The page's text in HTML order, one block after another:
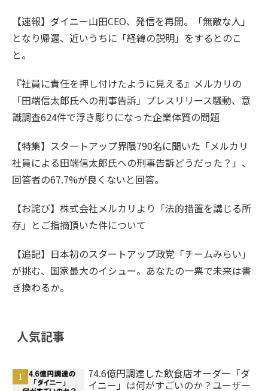
【速報】ダイニー山田CEO、発信を再開。「無敵な人」
となり帰還、近いうちに「経緯の説明」をするとのこ
と。
『社員に責任を押し付けたように見える』メルカリの
「田端信太郎氏への刑事告訴」プレスリリース騒動、意
識調査624件で浮き彫りになった企業体質の問題
【特集】スタートアップ界隈790名に聞いた「メルカリ
社員による田端信太郎氏への刑事告訴どうだった？」、
回答者の67.7%が良くないと回答。
【お詫び】株式会社メルカリより「法的措置を講じる所
存」とご指摘頂いた件について
【追記】日本初のスタートアップ政党「チームみらい」
が挑む、国家最大のイシュー。あなたの一票で未来は書
き換わるか。
人気記事
74.6億円調達した飲食店オーダー「ダ
イニー」は何がすごいのか？ユーザー